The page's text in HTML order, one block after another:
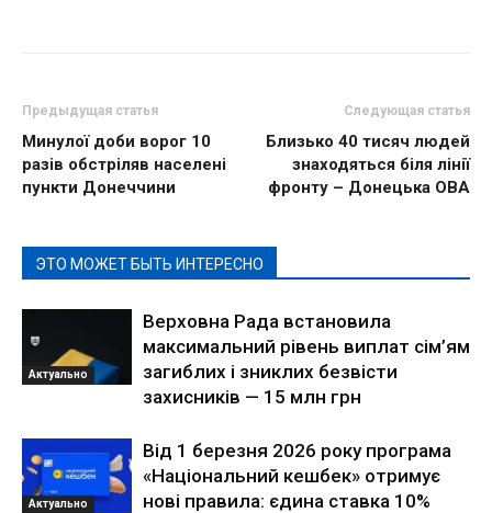
Предыдущая статья
Минулої доби ворог 10
разів обстріляв населені
пункти Донеччини
Следующая статья
Близько 40 тисяч людей
знаходяться біля лінії
фронту – Донецька ОВА
ЭТО МОЖЕТ БЫТЬ ИНТЕРЕСНО
Актуально
Верховна Рада встановила
максимальний рівень виплат сім’ям
загиблих і зниклих безвісти
захисників — 15 млн грн
Актуально
Від 1 березня 2026 року програма
«Національний кешбек» отримує
нові правила: єдина ставка 10%